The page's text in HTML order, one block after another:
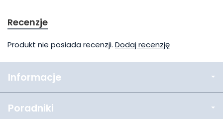
Recenzje
Produkt nie posiada recenzji. Dodaj recenzję
Informacje
Poradniki